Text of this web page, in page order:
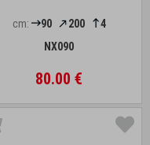
cm: 90 200
4
NX090
80.00 €